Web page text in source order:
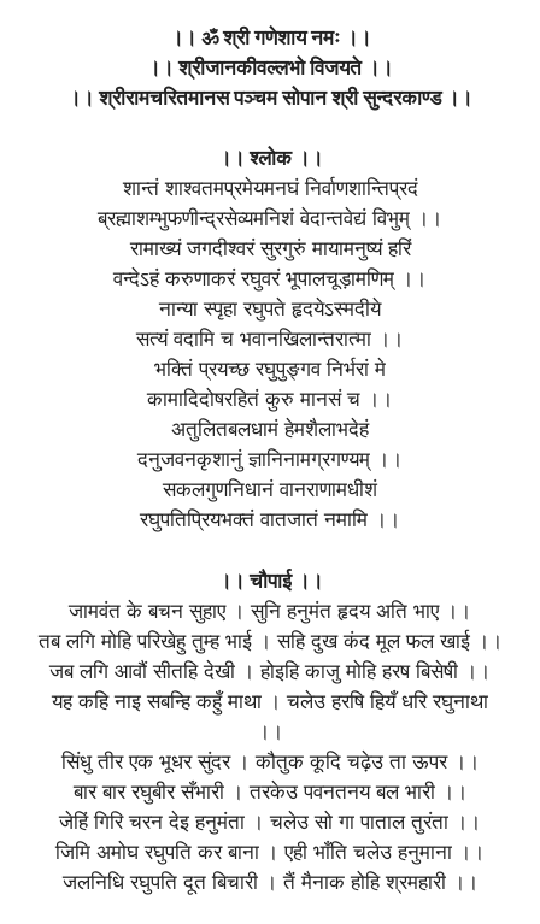
।। ॐ श्री गणेशाय नमः ।।
।। श्रीजानकीवल्लभो विजयते ।।
।। श्रीरामचरितमानस पञ्चम सोपान श्री सुन्दरकाण्ड ।।
।। श्लोक ।।
शान्तं शाश्वतमप्रमेयमनघं निर्वाणशान्तिप्रदं
ब्रह्माशम्भुफणीन्द्रसेव्यमनिशं वेदान्तवेद्यं विभुम् ।।
रामाख्यं जगदीश्वरं सुरगुरुं मायामनुष्यं हरिं
वन्देऽहं करुणाकरं रघुवरं भूपालचूड़ामणिम् ।।
नान्या स्पृहा रघुपते हृदयेऽस्मदीये
सत्यं वदामि च भवानखिलान्तरात्मा ।।
भक्तिं प्रयच्छ रघुपुङ्गव निर्भरां मे
कामादिदोषरहितं कुरु मानसं च ।।
अतुलितबलधामं हेमशैलाभदेहं
दनुजवनकृशानुं ज्ञानिनामग्रगण्यम् ।।
सकलगुणनिधानं वानराणामधीशं
रघुपतिप्रियभक्तं वातजातं नमामि ।।
।। चौपाई ।।
जामवंत के बचन सुहाए । सुनि हनुमंत हृदय अति भाए ।।
तब लगि मोहि परिखेहु तुम्ह भाई । सहि दुख कंद मूल फल खाई ।।
जब लगि आवौं सीतहि देखी । होइहि काजु मोहि हरष बिसेषी ।।
यह कहि नाइ सबन्हि कहुँ माथा । चलेउ हरषि हियँ धरि रघुनाथा
।।
सिंधु तीर एक भूधर सुंदर । कौतुक कूदि चढ़ेउ ता ऊपर ।।
बार बार रघुबीर सँभारी । तरकेउ पवनतनय बल भारी ।।
जेहिं गिरि चरन देइ हनुमंता । चलेउ सो गा पाताल तुरंता ।।
जिमि अमोघ रघुपति कर बाना । एही भाँति चलेउ हनुमाना ।।
जलनिधि रघुपति दूत बिचारी । तैं मैनाक होहि श्रमहारी ।।